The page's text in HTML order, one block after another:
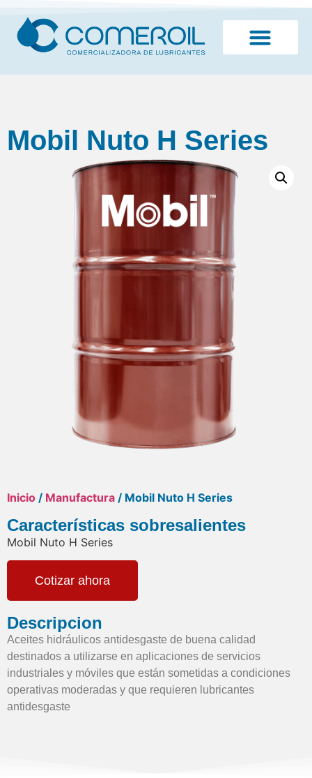
Mobil Nuto H Series
Inicio / Manufactura / Mobil Nuto H Series
Características sobresalientes
Mobil Nuto H Series
Cotizar ahora
Descripcion
Aceites hidráulicos antidesgaste de buena calidad
destinados a utilizarse en aplicaciones de servicios
industriales y móviles que están sometidas a condiciones
operativas moderadas y que requieren lubricantes
antidesgaste